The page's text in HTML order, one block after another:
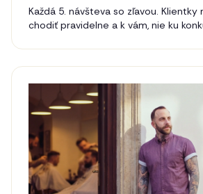
Každá 5. návšteva so zľavou. Klientky
chodiť pravidelne a k vám, nie ku